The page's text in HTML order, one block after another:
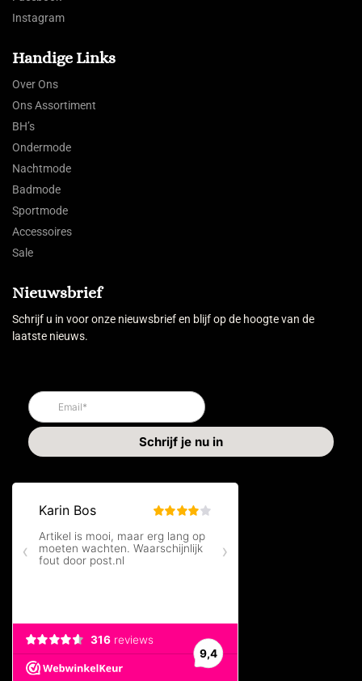
Instagram
Handige Links
Over Ons
Ons Assortiment
BH’s
Ondermode
Nachtmode
Badmode
Sportmode
Accessoires
Sale
Nieuwsbrief
Schrijf u in voor onze nieuwsbrief en blijf op de hoogte van de
laatste nieuws.